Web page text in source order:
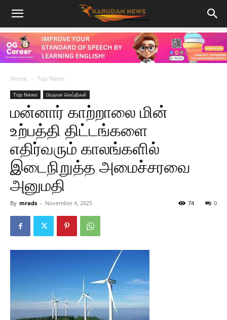
Home Top News
Top News பிரதான செய்திகள்
மன்னார் காற்றாலை மின்
உற்பத்தி திட்டங்களை
எதிர்வரும் காலங்களில்
இடைநிறுத்த அமைச்சரவை
அனுமதி
By mrads - November 4, 2025 0
74